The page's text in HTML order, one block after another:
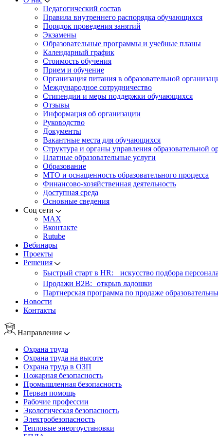
Педагогический состав
Правила внутреннего распорядка обучающихся
Порядок проведения занятий
Экзамены
Образовательные программы и учебные планы
Календарный график
Стоимость обучения
Прием и обучение
Организация питания в образовательной
Международное сотрудничество
Стипендии и меры поддержки обучающихся
Отзывы
Информация об организации
Руководство
Документы
Вакантные места для обучающихся
Структура и органы управления образовательной
Платные образовательные услуги
Образование
МТО и оснащенность образовательного процесса
Финансово-хозяйственная деятельность
Доступная среда
Основные сведения
Соц сети
MAX
Вконтакте
Rutube
Вебинары
Проекты
Решения
Быстрый старт в HR: искусство подбора персонала
Продажи B2B: открыв ладошки
Партнерская программа по продаже
Новости
Контакты
Направления
Охрана труда
Охрана труда на высоте
Охрана труда в ОЗП
Пожарная безопасность
Промышленная безопасность
Первая помощь
Рабочие профессии
Экологическая безопасность
Электробезопасность
Тепловые энергоустановки